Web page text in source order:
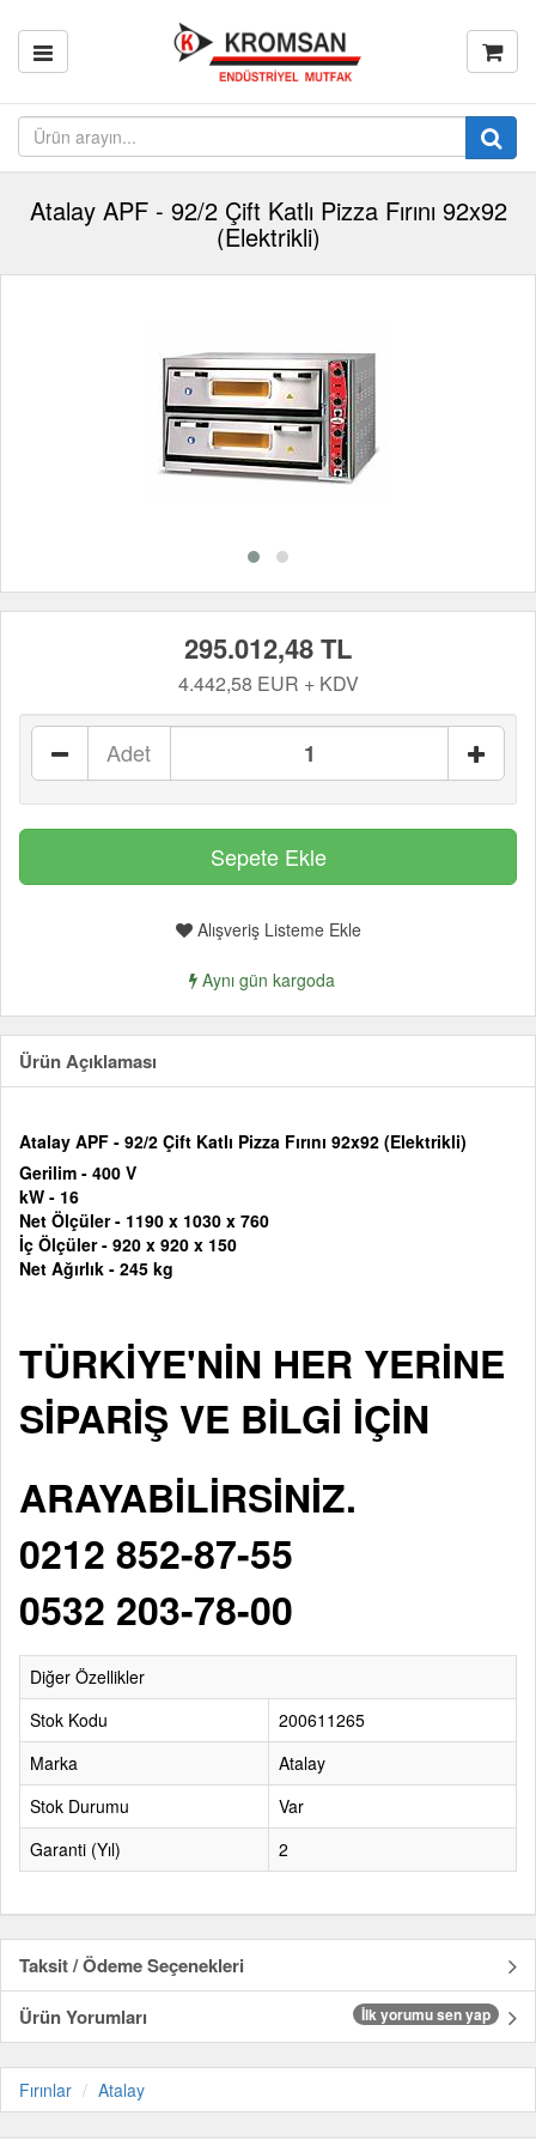
Atalay APF - 92/2 Çift Katlı Pizza Fırını 92x92
(Elektrikli)
295.012,48 TL
4.442,58 EUR + KDV
Adet
Alışveriş Listeme Ekle
Aynı gün kargoda
Ürün Açıklaması
Atalay APF - 92/2 Çift Katlı Pizza Fırını 92x92 (Elektrikli)
Gerilim - 400 V
kW - 16
Net Ölçüler - 1190 x 1030 x 760
İç Ölçüler - 920 x 920 x 150
Net Ağırlık - 245 kg
TÜRKİYE'NİN HER YERİNE
SİPARİŞ VE BİLGİ İÇİN
ARAYABİLİRSİNİZ.
0212 852-87-55
0532 203-78-00
Diğer Özellikler
Stok Kodu
200611265
Marka
Atalay
Stok Durumu
Var
Garanti (Yıl)
2
Taksit / Ödeme Seçenekleri
Ürün Yorumları
İlk yorumu sen yap
Fırınlar Atalay